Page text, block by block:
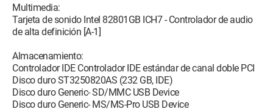
Multimedia:
Tarjeta de sonido Intel 82801GB ICH7 - Controlador de audio
de alta definición [A-1]
Almacenamiento:
Controlador IDE Controlador IDE estándar de canal doble PCI
Disco duro ST3250820AS (232 GB, IDE)
Disco duro Generic- SD/MMC USB Device
Disco duro Generic- MS/MS-Pro USB Device